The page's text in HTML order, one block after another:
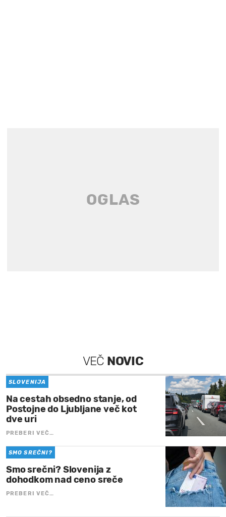
VEČ NOVIC
SLOVENIJA
Na cestah obsedno stanje, od
Postojne do Ljubljane več kot
dve uri
PREBERI VEČ…
SMO SREČNI?
Smo srečni? Slovenija z
dohodkom nad ceno sreče
PREBERI VEČ…